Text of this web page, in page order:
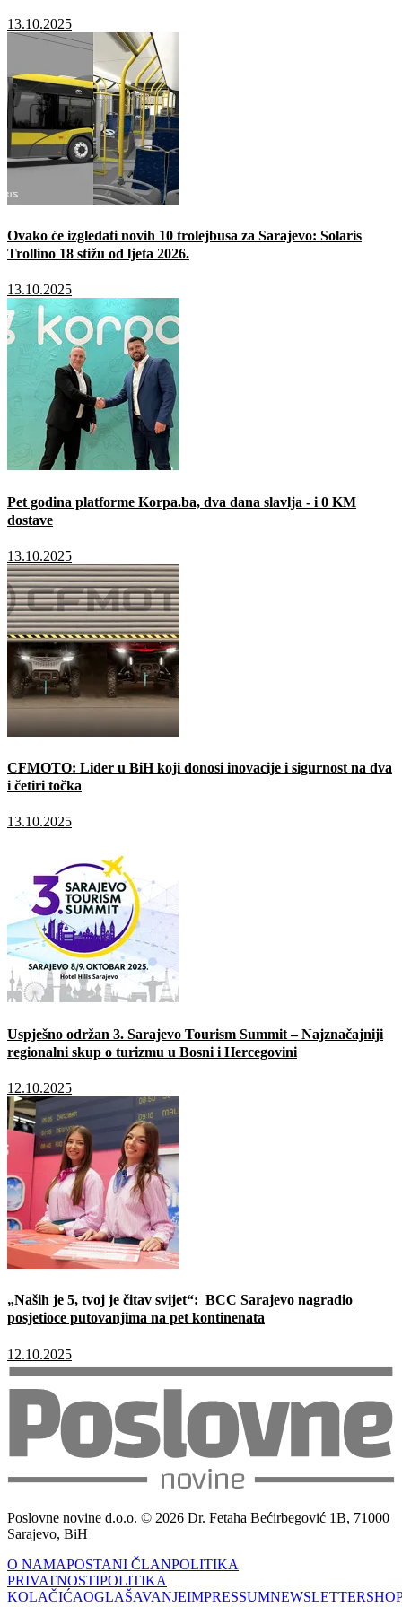
13.10.2025
Ovako će izgledati novih 10 trolejbusa za Sarajevo: Solaris
Trollino 18 stižu od ljeta 2026.
13.10.2025
Pet godina platforme Korpa.ba, dva dana slavlja - i 0 KM
dostave
13.10.2025
CFMOTO: Lider u BiH koji donosi inovacije i sigurnost na dva
i četiri točka
13.10.2025
Uspješno održan 3. Sarajevo Tourism Summit – Najznačajniji
regionalni skup o turizmu u Bosni i Hercegovini
12.10.2025
„Naših je 5, tvoj je čitav svijet“: BCC Sarajevo nagradio
posjetioce putovanjima na pet kontinenata
12.10.2025
Poslovne novine d.o.o. © 2026 Dr. Fetaha Bećirbegović 1B, 71000
Sarajevo, BiH
O NAMAPOSTANI ČLANPOLITIKA
PRIVATNOSTIPOLITIKA
KOLAČIĆAOGLAŠAVANJEIMPRESSUMNEWSLETTER